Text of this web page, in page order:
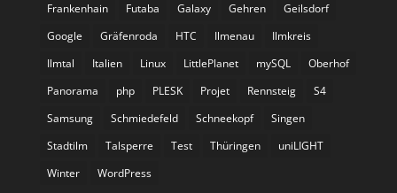
Frankenhain
Futaba Galaxy Gehren
Geilsdorf
Google
Gräfenroda HTC Ilmenau
Ilmkreis
Ilmtal
Italien Linux LittlePlanet mySQL
Oberhof
Panorama
php PLESK Projet Rennsteig
S4
Samsung
Schmiedefeld Schneekopf
Singen
Stadtilm
Talsperre Test Thüringen
uniLIGHT
Winter
WordPress